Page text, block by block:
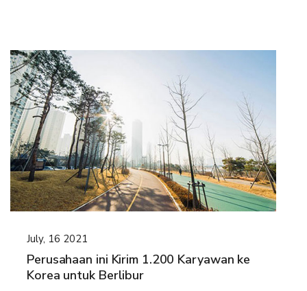
July, 16 2021
Perusahaan ini Kirim 1.200 Karyawan ke
Korea untuk Berlibur